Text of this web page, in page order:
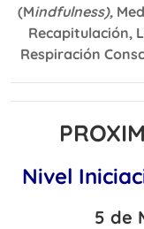
(Mindfulness),
Recapitulación,
Respiración
Nivel
5 de